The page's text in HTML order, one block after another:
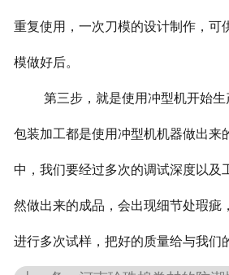
重复使用，一次刀模的设计制作，可
模做好后。
第三步，就是使用冲型机开始
包装加工都是使用冲型机机器做出来
中，我们要经过多次的调试深度以及
然做出来的成品，会出现细节处瑕疵
进行多次试样，把好的质量给与我们